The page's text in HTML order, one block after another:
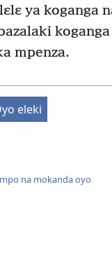
ya koganga
mpenza.
eleki
na mokanda oyo